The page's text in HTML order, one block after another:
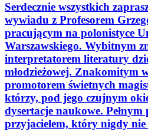
Serdecznie wszystkich
wywiadu z Profesorem
pracującym na polonistyce
Warszawskiego. Wybitnym
interpretatorem literatury
młodzieżowej. Znakomitym
promotorem świetnych
którzy, pod jego czujnym
dysertacje naukowe.
przyjacielem, który nigdy